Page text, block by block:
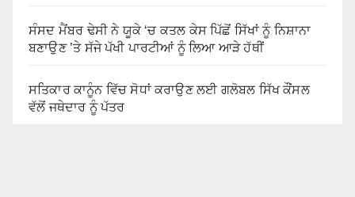
ਸੰਸਦ ਮੈਂਬਰ ਢੇਸੀ ਨੇ ਯੂਕੇ ‘ਚ ਕਤਲ ਕੇਸ ਪਿੱਛੋਂ ਸਿੱਖਾਂ ਨੂੰ ਨਿਸ਼ਾਨਾ
ਬਣਾਉਣ ’ਤੇ ਸੱਜੇ ਪੱਖੀ ਪਾਰਟੀਆਂ ਨੂੰ ਲਿਆ ਆੜੇ ਹੱਥੀਂ
ਸਤਿਕਾਰ ਕਾਨੂੰਨ ਵਿੱਚ ਸੋਧਾਂ ਕਰਾਉਣ ਲਈ ਗਲੋਬਲ ਸਿੱਖ ਕੌਂਸਲ
ਵੱਲੋਂ ਜਥੇਦਾਰ ਨੂੰ ਪੱਤਰ